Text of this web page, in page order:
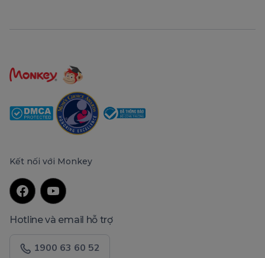
Kết nối với Monkey
Hotline và email hỗ trợ
1900 63 60 52